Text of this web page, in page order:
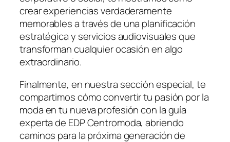
crear experiencias verdaderamente
memorables a través de una planificación
estratégica y servicios audiovisuales que
transforman cualquier ocasión en algo
extraordinario.
Finalmente, en nuestra sección especial, te
compartimos cómo convertir tu pasión por la
moda en tu nueva profesión con la guía
experta de EDP Centromoda, abriendo
caminos para la próxima generación de